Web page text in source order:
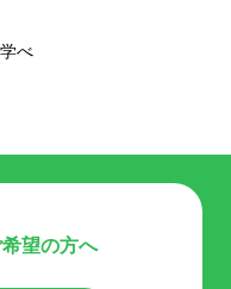
べ
望の方へ